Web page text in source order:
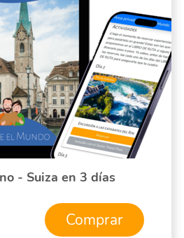
- Suiza en 3 días
Comprar